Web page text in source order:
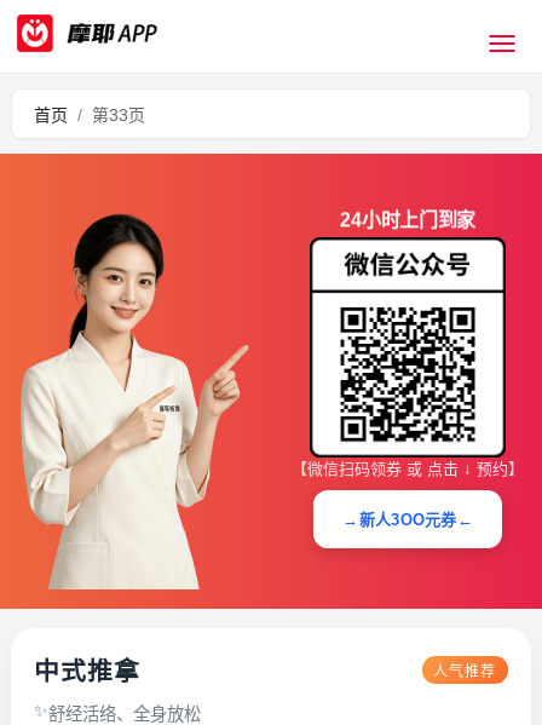
首页 / 第33页
24小时上门到家
【微信扫码领券 或 点击 ↓ 预约】
→新人3OO元券←
中式推拿 人气推荐
舒经活络、全身放松